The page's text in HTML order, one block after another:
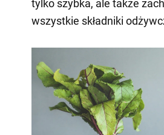
tylko szybka, ale także
wszystkie składniki